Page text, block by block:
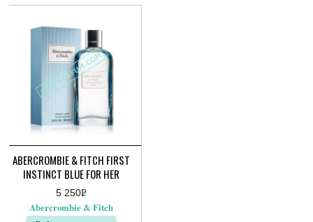
Опции
выбрать
ABERCROMBIE & FITCH FIRST
INSTINCT BLUE FOR HER
5 250Р
УБ.
Abercrombie & Fitch